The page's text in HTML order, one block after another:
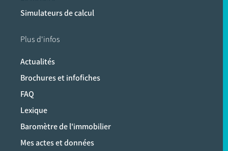
Simulateurs de calcul
Plus d'infos
Actualités
Brochures et infofiches
FAQ
Lexique
Baromètre de l'immobilier
Mes actes et données